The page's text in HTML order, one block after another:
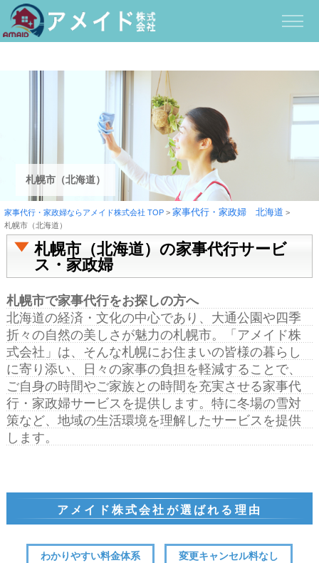
札幌市（北海道）
家事代行・家政婦ならアメイド株式会社 TOP> 家事代行・家政婦 北海道 >
札幌市（北海道）
札幌市（北海道）の家事代行サービ
ス・家政婦
札幌市で家事代行をお探しの方へ
北海道の経済・文化の中心であり、大通公園や四季
折々の自然の美しさが魅力の札幌市。「アメイド株
式会社」は、そんな札幌にお住まいの皆様の暮らし
に寄り添い、日々の家事の負担を軽減することで、
ご自身の時間やご家族との時間を充実させる家事代
行・家政婦サービスを提供します。特に冬場の雪対
策など、地域の生活環境を理解したサービスを提供
します。
アメイド株式会社が選ばれる理由
わかりやすい料金体系 変更キャンセル料なし